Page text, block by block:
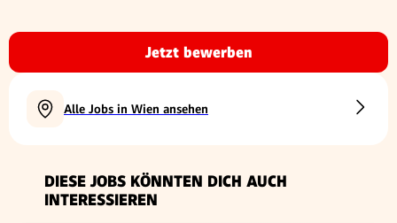
Jetzt bewerben
Alle Jobs in Wien ansehen
DIESE JOBS KÖNNTEN DICH AUCH
INTERESSIEREN